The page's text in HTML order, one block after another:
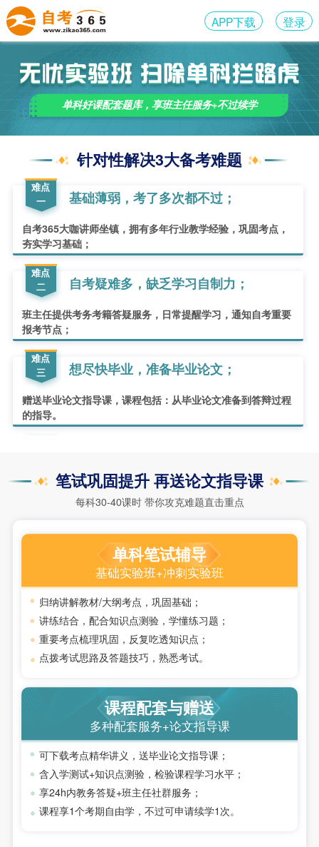
登录
APP下载
单科好课配套题库，享班主任服务+不过续学
针对性解决3大备考难题
难点
一
基础薄弱，考了多次都不过；
自考365大咖讲师坐镇，拥有多年行业教学经验，巩固考点，
夯实学习基础；
难点
二
自考疑难多，缺乏学习自制力；
班主任提供考务考籍答疑服务，日常提醒学习，通知自考重要
报考节点；
难点
三
想尽快毕业，准备毕业论文；
赠送毕业论文指导课，课程包括：从毕业论文准备到答辩过程
的指导。
笔试巩固提升 再送论文指导课
每科30-40课时 带你攻克难题直击重点
单科笔试辅导
基础实验班+冲刺实验班
归纳讲解教材/大纲考点，巩固基础；
讲练结合，配合知识点测验，学懂练习题；
重要考点梳理巩固，反复吃透知识点；
点拨考试思路及答题技巧，熟悉考试。
课程配套与赠送
多种配套服务+论文指导课
可下载考点精华讲义，送毕业论文指导课；
含入学测试+知识点测验，检验课程学习水平；
享24h内教务答疑+班主任社群服务；
课程享1个考期自由学，不过可申请续学1次。